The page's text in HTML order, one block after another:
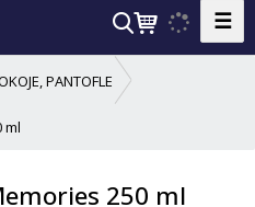
V
a
☰
PANTOFLE
ml
250 ml